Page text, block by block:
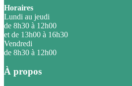
Horaires
Lundi au jeudi
de 8h30 à 12h00
et de 13h00 à 16h30
Vendredi
de 8h30 à 12h00
À propos